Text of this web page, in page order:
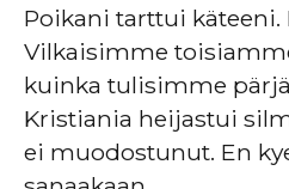
Poikani tarttui käteeni.
Vilkaisimme
kuinka tulisimme
Kristiania heijastui
ei muodostunut. En